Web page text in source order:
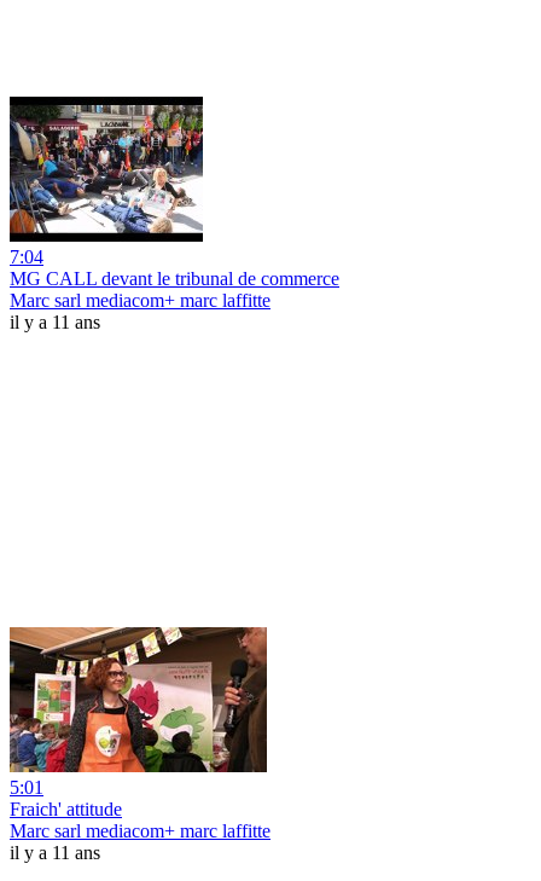
7:04
MG CALL devant le tribunal de commerce
Marc sarl mediacom+ marc laffitte
il y a 11 ans
5:01
Fraich' attitude
Marc sarl mediacom+ marc laffitte
il y a 11 ans